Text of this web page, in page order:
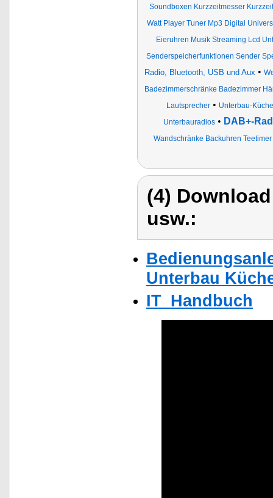
Soundboxen Kurzzeitmesser
Watt Player Tuner Mp3 Digital
Eieruhren Musik Streaming Lcd
Senderspeicherfunktionen Sender
Radio, Bluetooth, USB und Aux •
Badezimmerschränke Badezimmer
Lautsprecher • Unterbau-
Unterbauradios • DAB+-
Wandschränke Backuhren
(4)
usw.:
Unterbau
IT_Handbuch